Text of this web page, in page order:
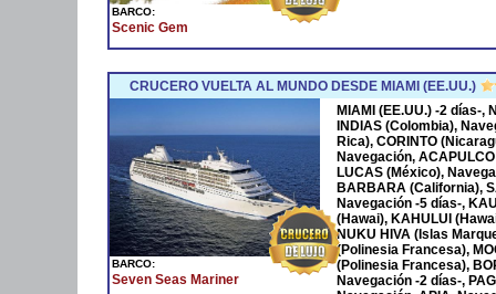
BARCO:
Scenic Gem
CRUCERO VUELTA AL MUNDO DESDE MIAMI (EE.UU.)
BARCO:
Seven Seas Mariner
MIAMI (EE.UU.) -2 días-,
INDIAS (Colombia),
Rica), CORINTO
Navegación,
LUCAS (México),
BARBARA (California),
Navegación -5 días-,
(Hawai), KAHULUI
NUKU HIVA (Islas
(Polinesia Francesa),
(Polinesia Francesa),
Navegación -2 días-,